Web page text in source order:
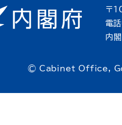
〒
電
内
© Cabinet Office,